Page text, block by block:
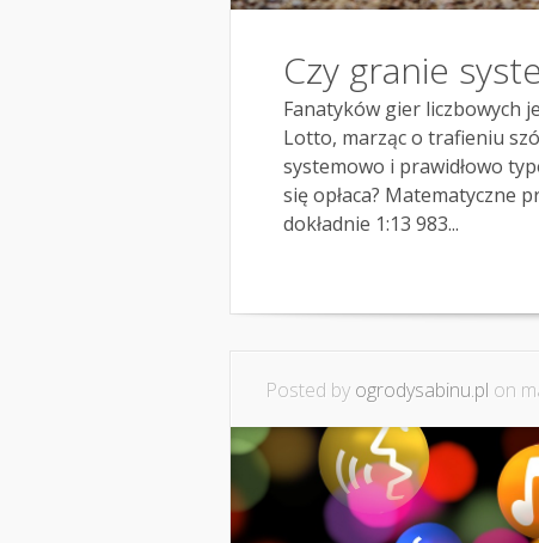
Czy granie
Fanatyków gier liczbowych
Lotto, marząc o trafieniu
systemowo i prawidłowo
się opłaca? Matematyczne
dokładnie 1:13 983...
Posted by ogrodysabinu.pl on